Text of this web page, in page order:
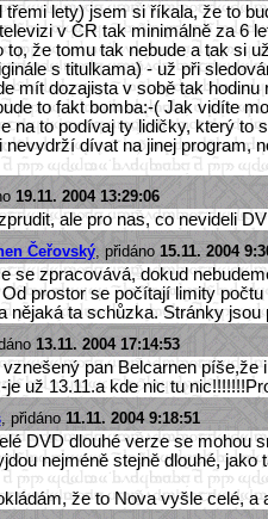
třemi lety) jsem si říkala, že to
v ČR tak minimálně za 6
to, že tomu tak nebude a tak si
s titulkama) - už při
mít dozajista v sobě tak
to fakt bomba:-( Jak vidíte
na to podívaj ty lidičky, který to
nevydrží dívat na jinej program,
19.11. 2004 13:29:06
ale pro nas, co nevideli
Čeřovský, přidáno 15.11. 2004
se zpracovává, dokud
prostor se počítají limity
nějaká ta schůzka. Stránky
13.11. 2004 17:14:53
pan Belcarnen píše,že
je už 13.11.a kde nic tu
, přidáno 11.11. 2004 9:18:51
DVD dlouhé verze se mohou
nejméně stejně dlouhé, jako
že to Nova vyšle celé,